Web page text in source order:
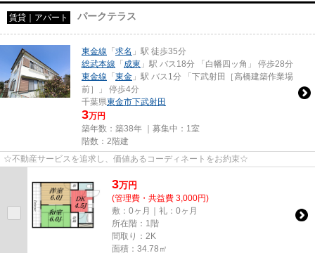
賃貸｜アパート パークテラス
東金線 「求名 」駅 徒歩35分
総武本線 「成東 」駅 バス18分 「白幡四ッ角」 停歩28分
東金線 「東金 」駅 バス1分 「下武射田［高橋建築作業場
前］」 停歩4分
千葉県東金市下武射田
3万円
築年数：築38年 ｜募集中： 1室
階数：2階建
☆不動産サービスを追求し、価値あるコーディネートをお約束☆
3万円
(管理費・共益費 3,000円)
敷：0ヶ月｜礼：0ヶ月
所在階：1階
間取り：2K
面積：34.78㎡